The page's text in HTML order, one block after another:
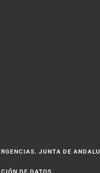
JUNTA DE